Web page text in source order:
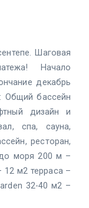
Шаговая
Начало
декабрь
Общий бассейн
дизайн и
спа, сауна,
ресторан,
моря 200 м –
12 м2 терраса –
32-40 м2 –